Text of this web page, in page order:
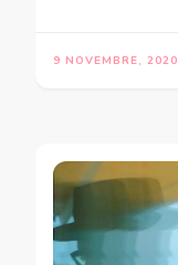
9 NOVEMBRE, 2020